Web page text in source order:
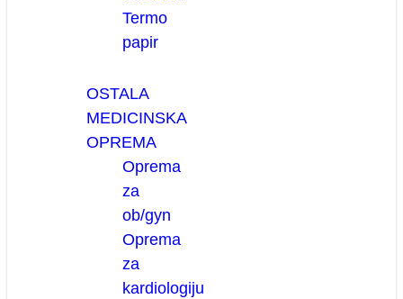
Termo
papir
OSTALA
MEDICINSKA
OPREMA
Oprema
za
ob/gyn
Oprema
za
kardiologiju